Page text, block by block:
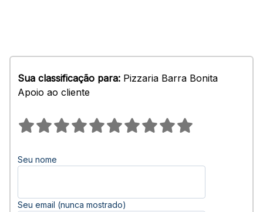
Sua classificação para: Pizzaria Barra Bonita
Apoio ao cliente
Seu nome
Seu email (nunca mostrado)